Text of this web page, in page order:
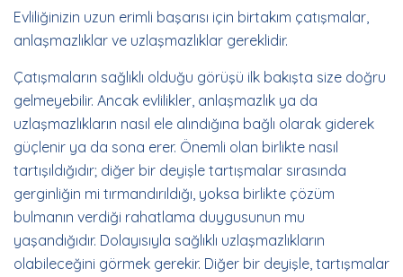
Evliliğinizin uzun erimli başarısı için birtakım çatışmalar,
anlaşmazlıklar ve uzlaşmazlıklar gereklidir.
Çatışmaların sağlıklı olduğu görüşü ilk bakışta size doğru
gelmeyebilir. Ancak evlilikler, anlaşmazlık ya da
uzlaşmazlıkların nasıl ele alındığına bağlı olarak giderek
güçlenir ya da sona erer. Önemli olan birlikte nasıl
tartışıldığıdır; diğer bir deyişle tartışmalar sırasında
gerginliğin mi tırmandırıldığı, yoksa birlikte çözüm
bulmanın verdiği rahatlama duygusunun mu
yaşandığıdır. Dolayısıyla sağlıklı uzlaşmazlıkların
olabileceğini görmek gerekir. Diğer bir deyişle, tartışmalar